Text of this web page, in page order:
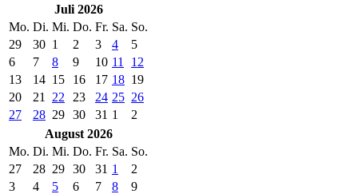
Juli 2026
Mo. Di. Mi. Do. Fr. Sa. So.
29
30 1 2 3 4
5
6
7 8 9 10 11
12
13
14 15 16 17 18 19
20
21 22 23 24 25 26
27
28 29 30 31 1
2
August 2026
Mo. Di. Mi. Do. Fr. Sa. So.
27
28 29 30 31 1
2
3
4 5 6 7 8
9